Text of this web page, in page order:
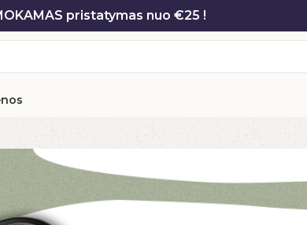
pristatymas nuo €25 !